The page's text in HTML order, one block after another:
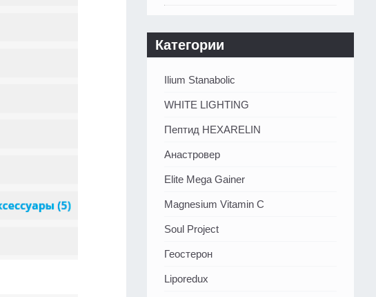
Категории
Ilium Stanabolic
WHITE LIGHTING
Пептид HEXARELIN
Анастровер
Elite Mega Gainer
Magnesium Vitamin C
Soul Project
Геостерон
Liporedux